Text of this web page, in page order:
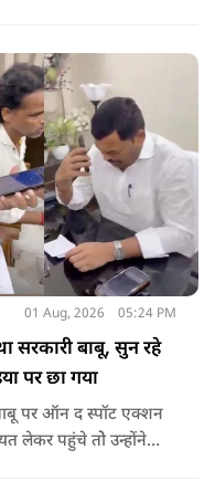
01 Aug, 2026 05:24 PM
सरकारी बाबू, सुन रहे
पर छा गया
बाबू पर ऑन द स्पॉट एक्शन
लेकर पहुंचे तोे उन्होंने